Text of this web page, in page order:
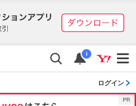
i
ログイン